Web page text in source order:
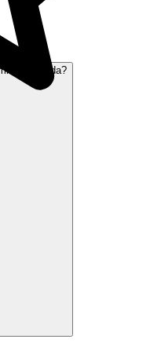
a Irlanda?